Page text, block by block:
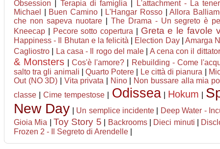
Obsession Terapia di famiglia
L'attachment - La
Michael
Buen Camino| L'Hangar Rosso|Allora
che non sapeva nuotare| The Drama - Un segreto è
Kneecap
Pecore sotto copertura Greta e le favole
Happiness - Il Bhutan e la felicità Election Day| Amarga
Cagliostro
La casa - Il rogo del male A cena con il
& Monsters Cos'è l'amore?
Rebuilding - Come
salto tra gli animali |Quarto Potere Le città di pianura
Out (NO 3D)
Vita privata Nino|
Non bussare alla mia
classe |Cime tempestose Odissea| Hokum
New Day
Un semplice incidente
Deep Water -
Gioia Mia |Toy Story 5 Backrooms| Dieci minuti
Frozen 2 - Il Segreto di Arendelle